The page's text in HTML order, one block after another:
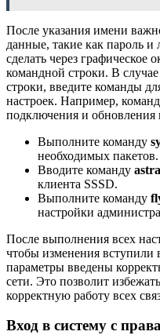
После указания имени
данные, такие как пароль
сделать через
командной строки. В
строки, введите команды
настроек. Например,
подключения и обновления
Выполните команду
необходимых пакетов.
Вводите команду
клиента SSSD.
Выполните команду
настройки
После выполнения всех
чтобы изменения вступили
параметры введены
сети. Это позволит
корректную работу всех
Вход в систему с